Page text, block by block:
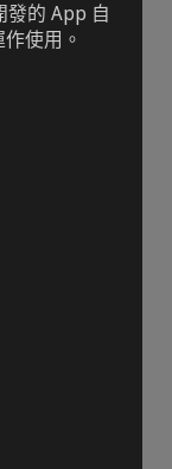
發的 App 自
使用。